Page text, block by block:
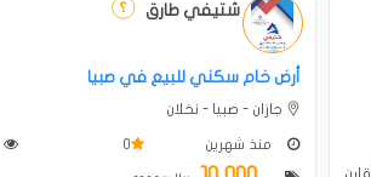
شتيفي طارق
أرض خام سكني للبيع في صبيا
جازان - صبيا - نخلان
منذ شهرين 0
قارن